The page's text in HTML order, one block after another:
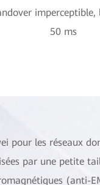
imperceptible,
50 ms
pour les réseaux
par une petite
(anti-